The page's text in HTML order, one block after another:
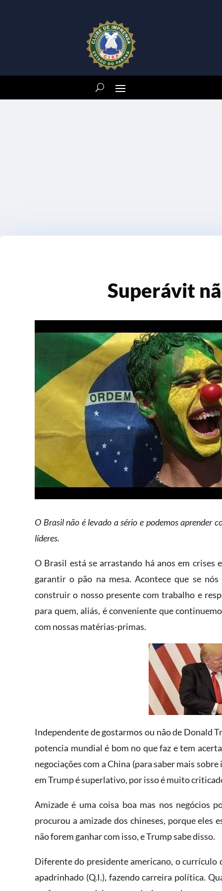
Superávit
O Brasil não é levado a sério e podemos aprender
líderes.
O Brasil está se arrastando há anos em crises
garantir o pão na mesa. Acontece que se
construir o nosso presente com trabalho e
para quem, aliás, é conveniente que
com nossas matérias-primas.
Independente de gostarmos ou não de Donald
potencia mundial é bom no que faz e tem
negociações com a China (para saber mais
em Trump é superlativo, por isso é muito
Amizade é uma coisa boa mas nos negócios
procurou a amizade dos chineses, porque eles
não forem ganhar com isso, e Trump sabe disso.
Diferente do presidente americano, o
apadrinhado (Q.I.), fazendo carreira política.